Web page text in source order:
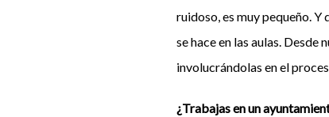
ruidoso, es muy pequeño. Y
se hace en las aulas. Desde
involucrándolas en el
¿Trabajas en un